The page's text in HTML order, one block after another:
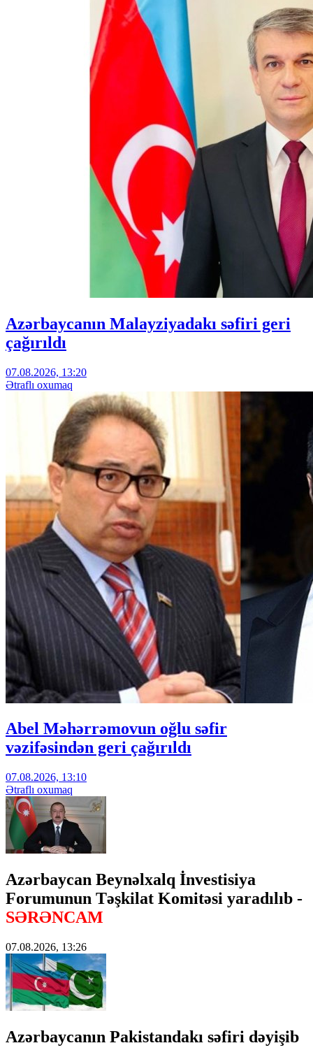
Azərbaycanın Malayziyadakı səfiri geri
çağırıldı
07.08.2026, 13:20
Ətraflı oxumaq
Abel Məhərrəmovun oğlu səfir
vəzifəsindən geri çağırıldı
07.08.2026, 13:10
Ətraflı oxumaq
Azərbaycan Beynəlxalq İnvestisiya
Forumunun Təşkilat Komitəsi yaradılıb -
SƏRƏNCAM
07.08.2026, 13:26
Azərbaycanın Pakistandakı səfiri dəyişib